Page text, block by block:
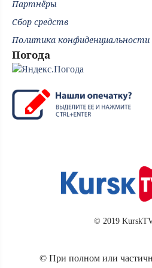
Партнёры
Сбор средств
Политика конфиденциальности
Погода
© 2019
© При полном или